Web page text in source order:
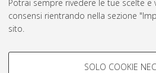
Potrai sempre rivedere le tue scelte e
consensi rientrando nella sezione
sito.
COOKIE DI PROFILAZIONE -
SOLO COOKIE
Impostazioni Cookie